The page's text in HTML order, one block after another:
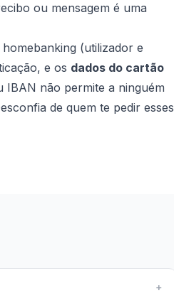
ou mensagem é uma
homebanking (utilizador e
e os dados do cartão
IBAN não permite a ninguém
de quem te pedir esses
+